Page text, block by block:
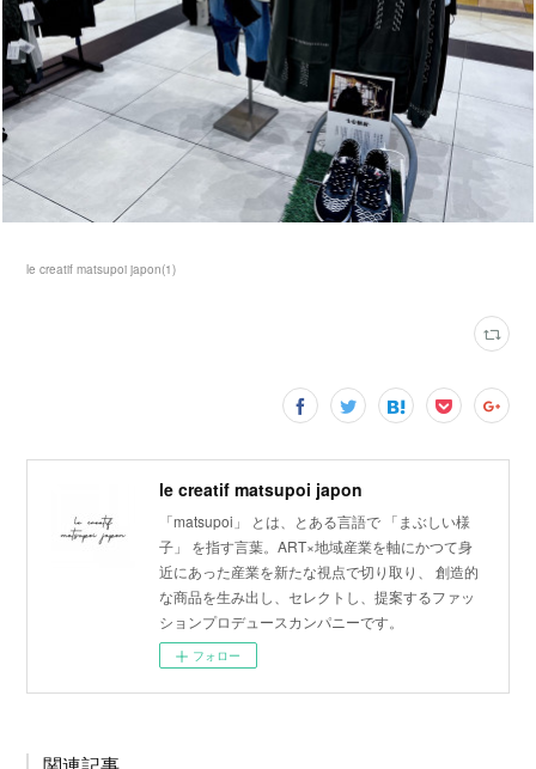
le creatif matsupoi japon(1)
le creatif matsupoi japon
「matsupoi」 とは、とある言語で 「まぶしい様
子」 を指す言葉。​ ART×地域産業を軸にかつて身
近にあった産業を新たな視点で切り取り、 創造的
な商品を生み出し、セレクトし、提案するファッ
ションプロデュースカンパニーです。
フォロー